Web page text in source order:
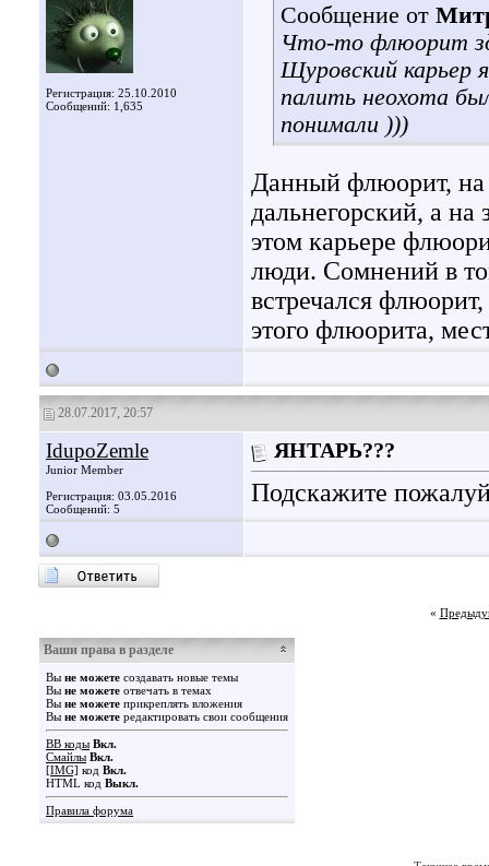
Регистрация: 25.10.2010
Сообщений: 1,635
Сообщение от
Что-то флюорит
Щуровский карьер
палить неохота
понимали )))
Данный флюорит, на
дальнегорский, а на
этом карьере
люди. Сомнений в
встречался
этого флюорита,
28.07.2017, 20:57
IdupoZemle
Junior Member
Регистрация: 03.05.2016
Сообщений: 5
ЯНТАРЬ???
Подскажите
«
Ваши права в разделе
Вы не можете создавать новые темы
Вы не можете отвечать в темах
Вы не можете прикреплять вложения
Вы не можете редактировать свои сообщения
BB коды Вкл.
Смайлы Вкл.
[IMG] код Вкл.
HTML код Выкл.
Правила форума